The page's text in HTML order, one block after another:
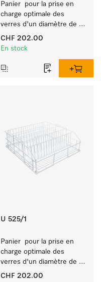
Panier  pour la prise en
charge optimale des
verres d'un diamètre de
10 cm max.
CHF 202.00
En stock
U 525/1
Panier  pour la prise en
charge optimale des
verres d'un diamètre de 8
cm max.
CHF 202.00